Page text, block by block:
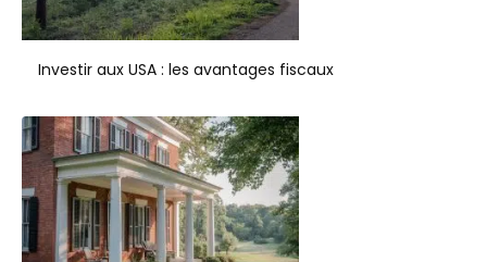
Investir aux USA : les avantages fiscaux